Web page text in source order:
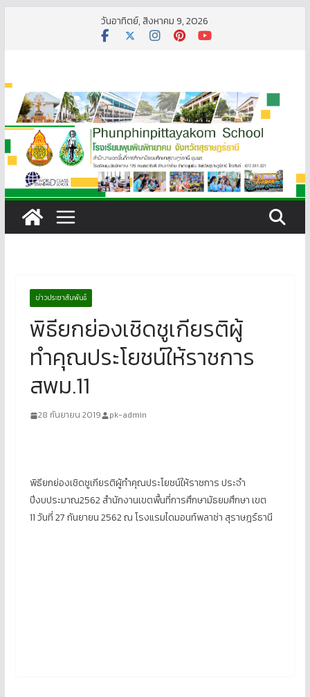
วันอาทิตย์, สิงหาคม 9, 2026
ข่าวประชาสัมพันธ์
พิธียกย่องเชิดชูเกียรติผู้
ทำคุณประโยชน์ให้ราชการ
สพม.11
28 กันยายน 2019 pk-admin
พิธียกย่องเชิดชูเกียรติผู้ทำคุณประโยชน์ให้ราชการ ประจำ
ปีงบประมาณ2562 สำนักงานเขตพื้นที่การศึกษามัธยมศึกษา เขต
11 วันที่ 27 กันยายน 2562 ณ โรงแรมไดมอนท์พลาซ่า สุราษฎร์ธานี